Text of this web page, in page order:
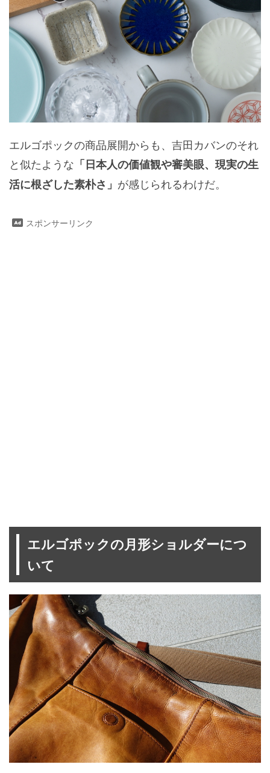
エルゴポックの商品展開からも、吉田カバンのそれ
と似たような 「日本人の価値観や審美眼、現実の生
活に根ざした素朴さ」 が感じられるわけだ。
スポンサーリンク
エルゴポックの月形ショルダーにつ
いて